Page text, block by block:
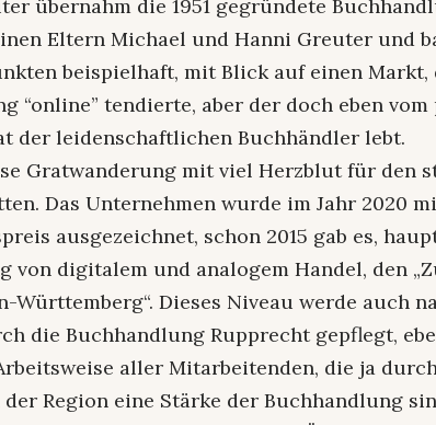
übernahm die 1951 gegründete
Eltern Michael und Hanni Greuter und
beispielhaft, mit Blick auf einen Markt,
“online” tendierte, aber der doch eben
der leidenschaftlichen Buchhändler lebt.
Gratwanderung mit viel Herzblut für den
Das Unternehmen wurde im Jahr 2020
ausgezeichnet, schon 2015 gab es,
von digitalem und analogem Handel, den
Württemberg“. Dieses Niveau werde auch
die Buchhandlung Rupprecht gepflegt,
aller Mitarbeitenden, die ja
Region eine Stärke der Buchhandlung